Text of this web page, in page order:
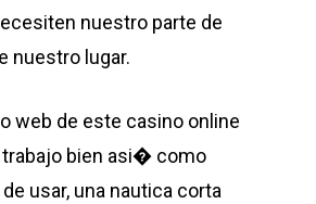
nuestro parte de
nuestro lugar.
web de este casino online
trabajo bien asi� como
usar, una nautica corta